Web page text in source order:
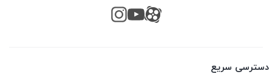
دسترسی سریع